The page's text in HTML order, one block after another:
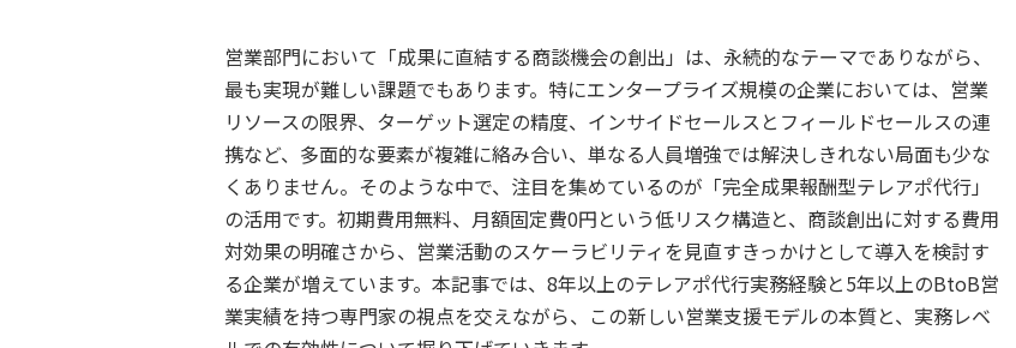
営業部門において「成果に直結する商談機会の創出」は、永続的なテーマでありながら、
最も実現が難しい課題でもあります。特にエンタープライズ規模の企業においては、営業
リソースの限界、ターゲット選定の精度、インサイドセールスとフィールドセールスの連
携など、多面的な要素が複雑に絡み合い、単なる人員増強では解決しきれない局面も少な
くありません。そのような中で、注目を集めているのが「完全成果報酬型テレアポ代行」
の活用です。初期費用無料、月額固定費0円という低リスク構造と、商談創出に対する費用
対効果の明確さから、営業活動のスケーラビリティを見直すきっかけとして導入を検討す
る企業が増えています。本記事では、8年以上のテレアポ代行実務経験と5年以上のBtoB営
業実績を持つ専門家の視点を交えながら、この新しい営業支援モデルの本質と、実務レベ